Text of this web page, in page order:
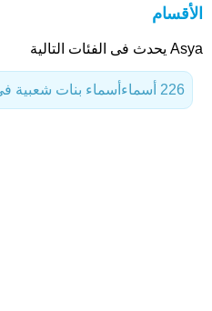
الأقسام
Asya يحدث فى الفئات التالية
أسماء بنات شعبية 226 أسماء